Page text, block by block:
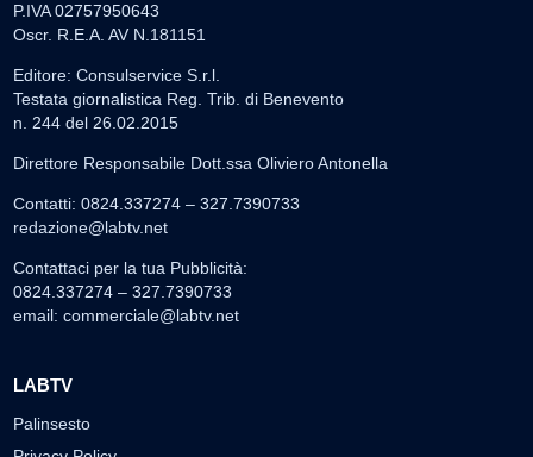
P.IVA 02757950643
Oscr. R.E.A. AV N.181151
Editore: Consulservice S.r.l.
Testata giornalistica Reg. Trib. di Benevento
n. 244 del 26.02.2015
Direttore Responsabile Dott.ssa Oliviero Antonella
Contatti: 0824.337274 – 327.7390733
redazione@labtv.net
Contattaci per la tua Pubblicità:
0824.337274 – 327.7390733
email: commerciale@labtv.net
LABTV
Palinsesto